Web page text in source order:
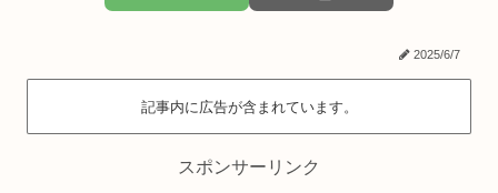
2025/6/7
記事内に広告が含まれています。
スポンサーリンク